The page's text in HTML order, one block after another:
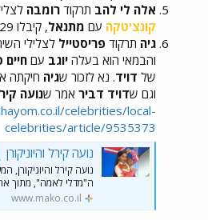
אלה לי להב תרקוד רומבה
קונצ'טקה עם מתנאל, קיבלו 29 נק' עם 6 של
גיה תרקוד פריסטייל לצלילי
והבמאי הוא בעלה יוגב עם חיים
של דויד. נא לזכור שגיה חיקתה
וגם שדויד דביר אמר שנועה
celebrities/local-
celebrities/article/9535373
נועה קירל והיוניקורן
נועה קירל
ה"מדלי לאמה", מתוך
www.mako.co.il